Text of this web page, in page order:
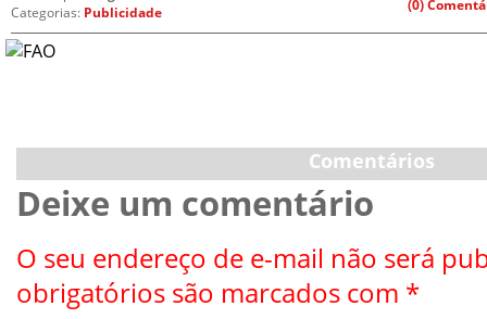
Categorias: Publicidade (0)
Comentários
Deixe um comentário
O seu endereço de e-mail não será
obrigatórios são marcados com *